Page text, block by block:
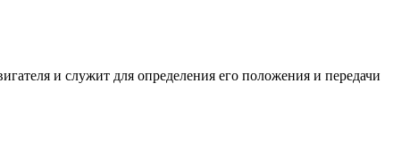
и служит для определения его положения и передачи